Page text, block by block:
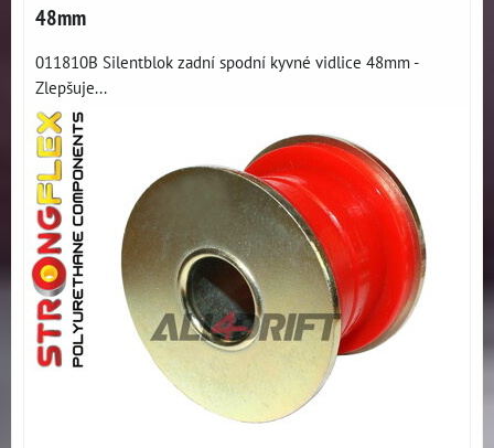
48mm
011810B Silentblok zadní spodní kyvné vidlice 48mm -
Zlepšuje...